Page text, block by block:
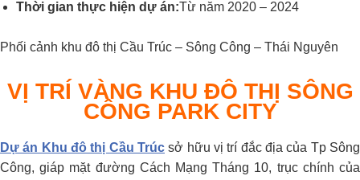
Thời gian thực hiện dự án:Từ năm 2020 – 2024
Phối cảnh khu đô thị Cầu Trúc – Sông Công – Thái Nguyên
VỊ TRÍ VÀNG KHU ĐÔ THỊ SÔNG
CÔNG PARK CITY
Dự án Khu đô thị Cầu Trúc sở hữu vị trí đắc địa của Tp Sông
Công, giáp mặt đường Cách Mạng Tháng 10, trục chính của